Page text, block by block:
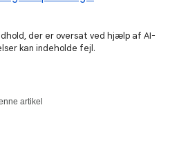
der er oversat ved hjælp af AI-
kan indeholde fejl.
artikel